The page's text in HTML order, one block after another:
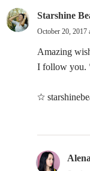
Starshine
October 20, 2017
Amazing
I follow you.
☆